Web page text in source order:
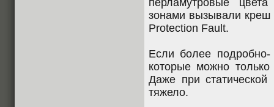
перламутровые
зонами вызывали креш
Protection Fault.
Если более подробно-
которые можно
Даже при статической
тяжело.